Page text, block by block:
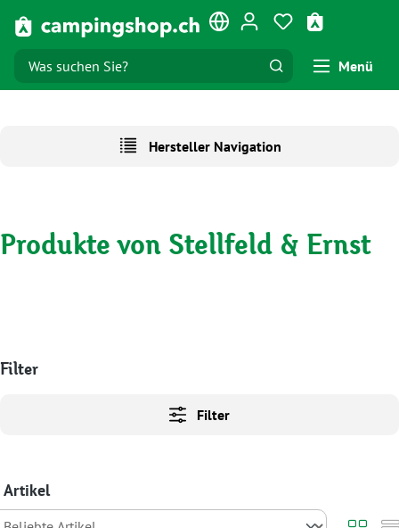
Zum Hauptinhalt springen Du hast 0
Menü
Hersteller Navigation
Produkte von Stellfeld & Ernst
Filter
Filter
Artikel